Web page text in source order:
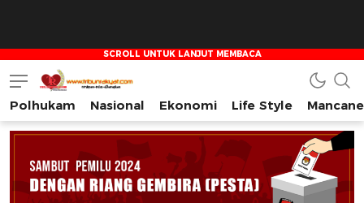
Tribun Rakyat
Tulus – Terdepan – Diharapkan
Polhukam Nasional Ekonomi Life Style